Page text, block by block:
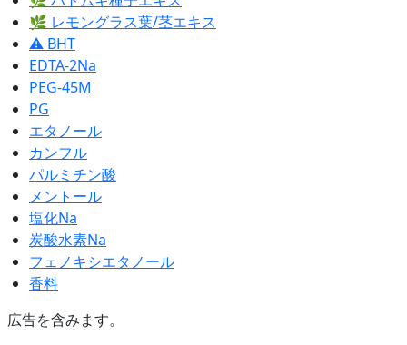
🌿 レモングラス葉/茎エキス
⚠ BHT
EDTA-2Na
PEG-45M
PG
エタノール
カンフル
パルミチン酸
メントール
塩化Na
炭酸水素Na
フェノキシエタノール
香料
広告を含みます。